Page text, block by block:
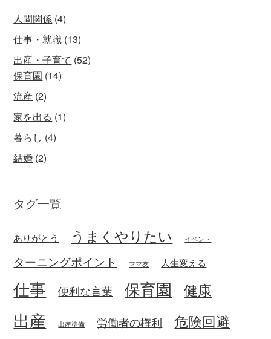
人間関係 (4)
仕事・就職 (13)
出産・子育て (52)
保育園 (14)
流産 (2)
家を出る (1)
暮らし (4)
結婚 (2)
タグ一覧
ありがとう うまくやりたい イベント
ターニングポイント ママ友 人生変える
仕事 便利な言葉 保育園 健康
出産 出産準備 労働者の権利 危険回避